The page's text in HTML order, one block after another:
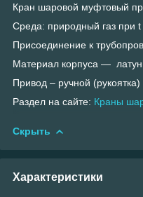
Кран шаровой муфтовый
Среда: природный газ при
Присоединение к
Материал корпуса —
Привод – ручной (рукоятка)
Раздел на сайте: Краны
Скрыть
Характеристики